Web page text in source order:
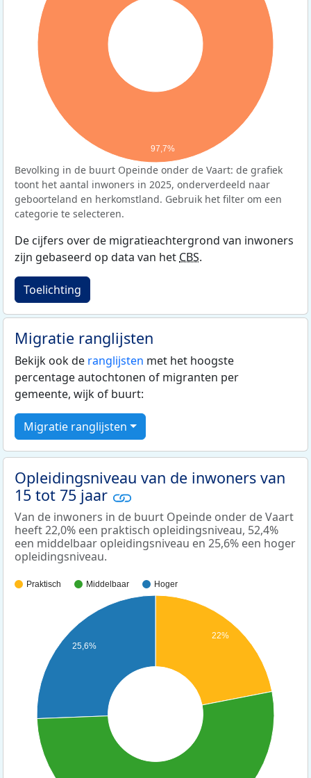
97,7%
Bevolking in de buurt Opeinde onder de Vaart: de grafiek
toont het aantal inwoners in 2025, onderverdeeld naar
geboorteland en herkomstland. Gebruik het filter om een
categorie te selecteren.
De cijfers over de migratieachtergrond van inwoners
zijn gebaseerd op data van het CBS.
Toelichting
Migratie ranglijsten
Bekijk ook de ranglijsten met het hoogste
percentage autochtonen of migranten per
gemeente, wijk of buurt:
Migratie ranglijsten
Opleidingsniveau van de inwoners van
15 tot 75 jaar
Van de inwoners in de buurt Opeinde onder de Vaart
heeft 22,0% een praktisch opleidingsniveau, 52,4%
een middelbaar opleidingsniveau en 25,6% een hoger
opleidingsniveau.
Praktisch Middelbaar Hoger
22%
25,6%